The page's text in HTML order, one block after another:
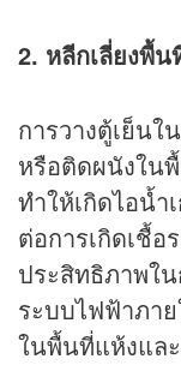
2. หลีกเลี่ยงพื้
การวางตู้เย็น
หรือติดผนังใน
ทำให้เกิดไอน้ำ
ต่อการเกิดเชื้อ
ประสิทธิภาพใ
ระบบไฟฟ้าภา
ในพื้นที่แห้งแล